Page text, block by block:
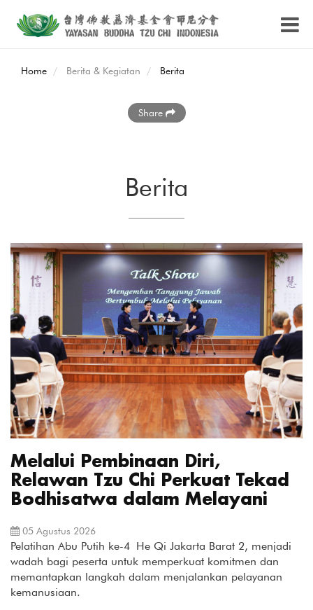
Home Berita & Kegiatan Berita
Share
Berita
Melalui Pembinaan Diri,
Relawan Tzu Chi Perkuat Tekad
Bodhisatwa dalam Melayani
05 Agustus 2026
Pelatihan Abu Putih ke-4 He Qi Jakarta Barat 2, menjadi
wadah bagi peserta untuk memperkuat komitmen dan
memantapkan langkah dalam menjalankan pelayanan
kemanusiaan.